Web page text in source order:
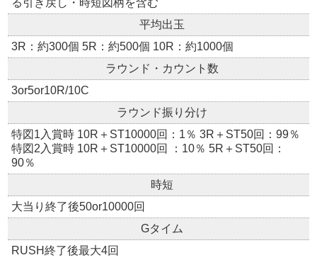
る引き戻し・時短図柄を含む
平均出玉
3R：約300個 5R：約500個 10R：約1000個
ラウンド・カウント数
3or5or10R/10C
ラウンド振り分け
特図1入賞時 10R＋ST10000回：1％ 3R＋ST50回：99％
特図2入賞時 10R＋ST10000回 ：10％ 5R＋ST50回：
90％
時短
大当り終了後50or10000回
Gタイム
RUSH終了後最大4回